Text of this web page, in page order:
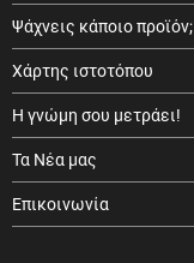
Ψάχνεις κάποιο προϊόν;
Χάρτης ιστοτόπου
Η γνώμη σου μετράει!
Τα Νέα μας
Επικοινωνία